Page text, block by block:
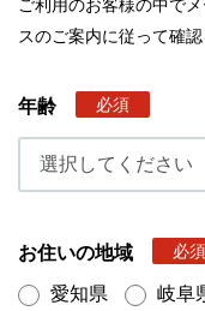
ご利用のお客様の中で
スのご案内に従って確認
年齢 必須
お住いの地域 必須
愛知県 岐阜